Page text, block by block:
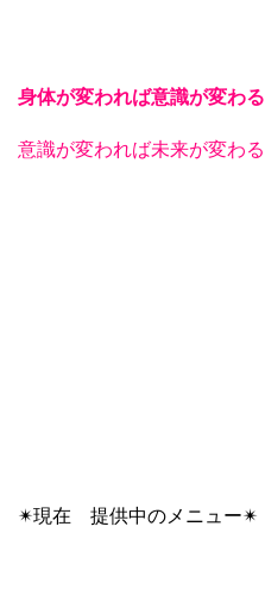
身体が変われば意識が変わる
意識が変われば未来が変わる
✴︎現在 提供中のメニュー✴︎